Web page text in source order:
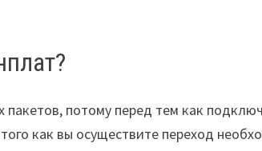
потому перед тем как
как вы осуществите переход